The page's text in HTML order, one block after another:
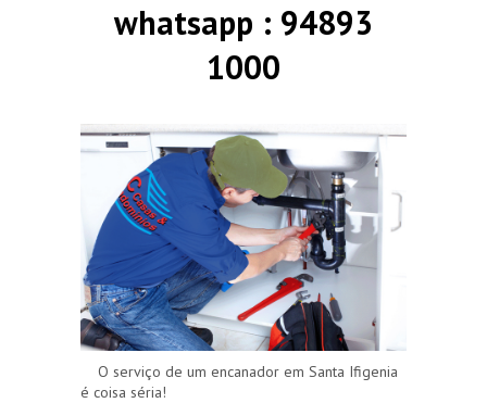
whatsapp : 94893
1000
O serviço de um encanador em Santa Ifigenia
é coisa séria!